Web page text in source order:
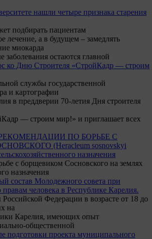
нашли четыре признака старения
подбирать пациентам
лечение, а в будущем – замедлять
миокарда
заболевания остаются главной
ко Дню Строителя «СтройКадр — строим
службы государственной
и картографии
в преддверии 70-летия Дня строителя
— строим мир!» и приглашает всех
ПО БОРЬБЕ С
(Heracleum sosnovskyi
назначения
с борщевиком Сосновского на землях
назначения
состав Молодежного совета при
человека в Республике Карелия.
Федерации в возрасте от 18 до
на
Карелия, имеющих опыт
общественной
подготовки проекта муниципального